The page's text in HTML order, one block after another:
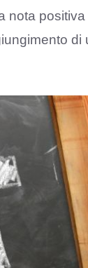
nota
di